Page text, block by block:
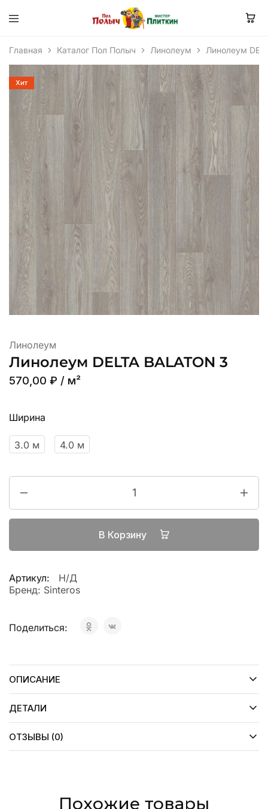
Главная Каталог Пол Полыч Линолеум Линолеум
Хит
Линолеум
Линолеум DELTA BALATON 3
570,00 ₽ / м²
Ширина
3.0 м 4.0 м
В Корзину
Артикул:
Н/Д
Бренд: Sinteros
Поделиться:
ОПИСАНИЕ
ДЕТАЛИ
ОТЗЫВЫ (0)
Похожие товары